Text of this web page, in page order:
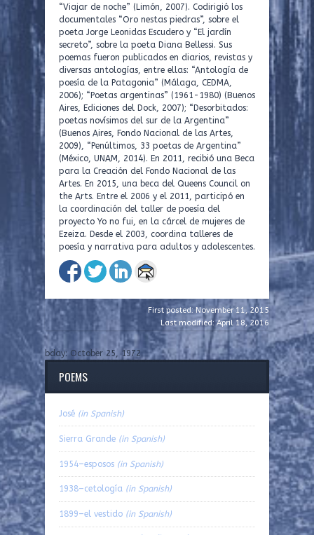
“Viajar de noche” (Limón, 2007). Codirigió los
documentales “Oro nestas piedras”, sobre el
poeta Jorge Leonidas Escudero y “El jardín
secreto”, sobre la poeta Diana Bellessi. Sus
poemas fueron publicados en diarios, revistas y
diversas antologías, entre ellas: “Antología de
poesía de la Patagonia” (Málaga, CEDMA,
2006); “Poetas argentinas” (1961-1980) (Buenos
Aires, Ediciones del Dock, 2007); “Desorbitados:
poetas novísimos del sur de la Argentina”
(Buenos Aires, Fondo Nacional de las Artes,
2009), “Penúltimos, 33 poetas de Argentina”
(México, UNAM, 2014). En 2011, recibió una Beca
para la Creación del Fondo Nacional de las
Artes. En 2015, una beca del Queens Council on
the Arts. Entre el 2006 y el 2011, participó en
la coordinación del taller de poesía del
proyecto Yo no fui, en la cárcel de mujeres de
Ezeiza. Desde el 2003, coordina talleres de
poesía y narrativa para adultos y adolescentes.
First posted: November 11, 2015
Last modified: April 18, 2016
bday: October 25, 1972
POEMS
José (in Spanish)
Sierra Grande (in Spanish)
1954–esposos (in Spanish)
1938–cetología (in Spanish)
1899–el vestido (in Spanish)